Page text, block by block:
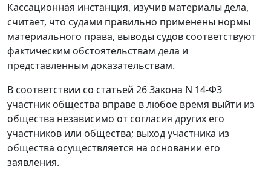
Кассационная инстанция, изучив материалы дела,
считает, что судами правильно применены нормы
материального права, выводы судов соответствуют
фактическим обстоятельствам дела и
представленным доказательствам.
В соответствии со статьей 26Закона N 14-ФЗ
участник общества вправе в любое время выйти из
общества независимо от согласия других его
участников или общества; выход участника из
общества осуществляется на основании его
заявления.